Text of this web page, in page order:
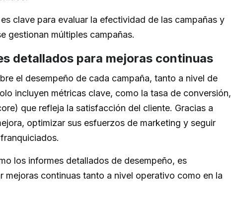
clave para evaluar la efectividad de las campañas y
gestionan múltiples campañas.
detallados para mejoras continuas
el desempeño de cada campaña, tanto a nivel de
incluyen métricas clave, como la tasa de conversión,
que refleja la satisfacción del cliente. Gracias a
optimizar sus esfuerzos de marketing y seguir
los informes detallados de desempeño, es
continuas tanto a nivel operativo como en la